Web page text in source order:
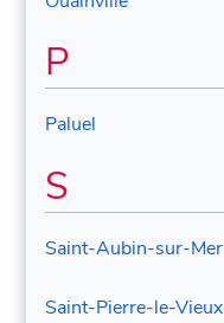
P
Paluel
S
Saint-Aubin-sur-Mer
Saint-Pierre-le-Vieux